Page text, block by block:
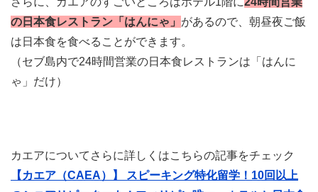
の日本食レストラン「はんにゃ」 があるので、朝昼夜ご飯
は日本食を食べることができます。
（セブ島内で24時間営業の日本食レストランは「はんに
ゃ」だけ）
カエアについてさらに詳しくはこちらの記事をチェック
【カエア（CAEA）】 スピーキング特化留学！10回以上